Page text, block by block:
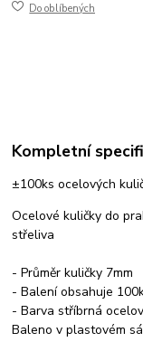
Do oblíbených
Kompletní
±100ks ocelových
Ocelové kuličky do
střeliva
- Průměr kuličky 7mm
- Balení obsahuje
- Barva stříbrná
Baleno v plastovém